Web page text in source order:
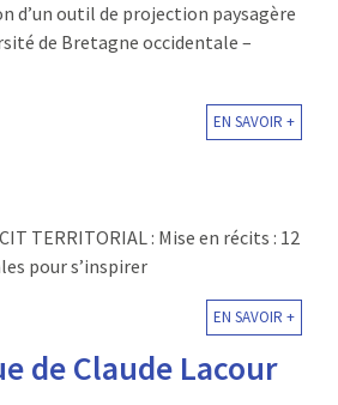
d’un outil de projection paysagère
de Bretagne occidentale –
EN SAVOIR +
TERRITORIAL : Mise en récits : 12
pour s’inspirer
EN SAVOIR +
de Claude Lacour